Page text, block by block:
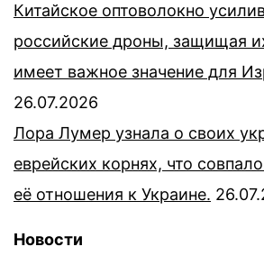
Китайское оптоволокно
российские дроны, защищая
имеет важное значение для
26.07.2026
Лора Лумер узнала о своих
еврейских корнях, что
её отношения к Украине.
Новости